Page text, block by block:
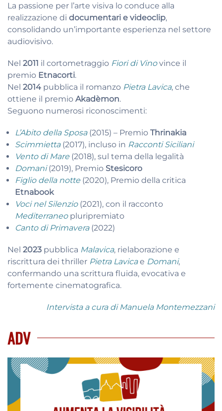
La passione per l’arte visiva lo conduce alla
realizzazione di documentari e videoclip,
consolidando un’importante esperienza nel settore
audiovisivo.
Nel 2011 il cortometraggio Fiori di Vinovince il
premio Etnacorti.
Nel 2014 pubblica il romanzo Pietra Lavica, che
ottiene il premio Akadèmon.
Seguono numerosi riconoscimenti:
L’Abito della Sposa(2015) – Premio Thrinakia
Scimmietta(2017), incluso in Racconti Siciliani
Vento di Mare (2018), sul tema della legalità
Domani(2019), Premio Stesicoro
Figlio della notte (2020), Premio della critica
Etnabook
Voci nel Silenzio(2021), con il racconto
Mediterraneopluripremiato
Canto di Primavera(2022)
Nel 2023 pubblica Malavica, rielaborazione e
riscrittura dei thriller Pietra Lavicae Domani,
confermando una scrittura fluida, evocativa e
fortemente cinematografica.
Intervista a cura di Manuela Montemezzani
ADV